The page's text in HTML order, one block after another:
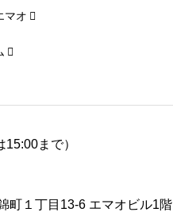
マオ
まで）
１丁目13-6 エマオビル1階